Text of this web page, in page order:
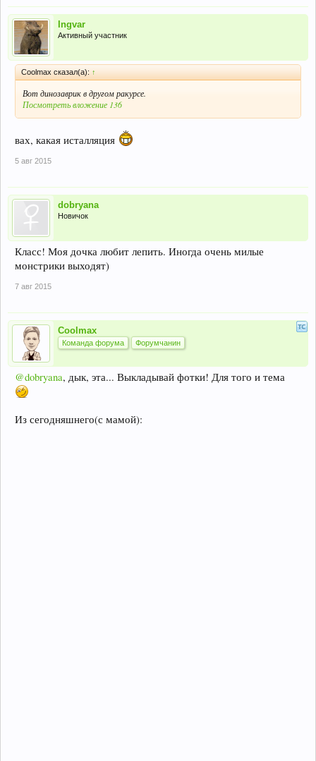
Ingvar
Активный участник
Coolmax сказал(а): ↑
Вот динозаврик в другом ракурсе.
Посмотреть вложение 136
вах, какая исталляция
5 авг 2015
dobryana
Новичок
Класс! Моя дочка любит лепить. Иногда очень милые
монстрики выходят)
7 авг 2015
Coolmax
Команда форума Форумчанин
@dobryana, дык, эта... Выкладывай фотки! Для того и тема
Из сегодняшнего(с мамой):